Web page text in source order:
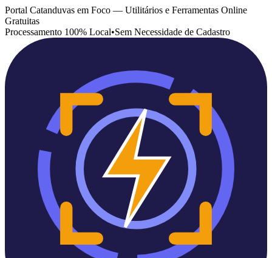
Portal Catanduvas em Foco — Utilitários e Ferramentas Online
Gratuitas
Processamento 100% Local•Sem Necessidade de Cadastro